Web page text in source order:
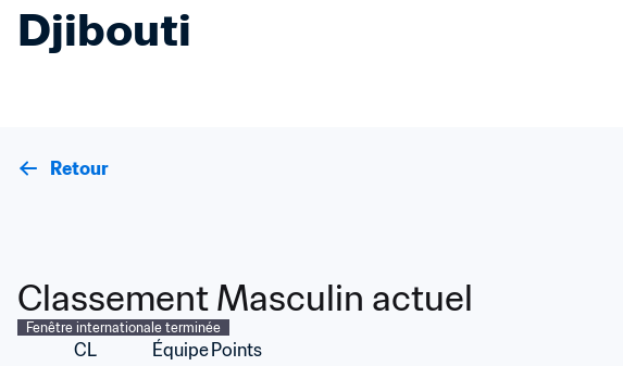
Djibouti
Retour
Classement Masculin actuel
Fenêtre internationale terminée
CL Équipe Points